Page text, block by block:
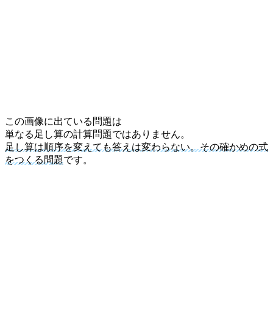
この画像に出ている問題は
単なる足し算の計算問題ではありません。
足し算は順序を変えても答えは変わらない。その確かめの式
をつくる問題です。